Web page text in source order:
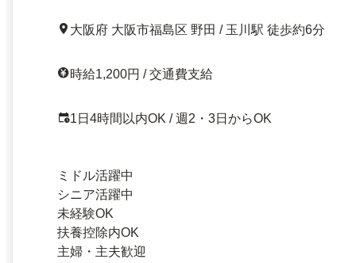
大阪府 大阪市福島区 野田 / 玉川駅 徒歩約6分
時給1,200円 / 交通費支給
1日4時間以内OK / 週2・3日からOK
ミドル活躍中
シニア活躍中
未経験OK
扶養控除内OK
主婦・主夫歓迎